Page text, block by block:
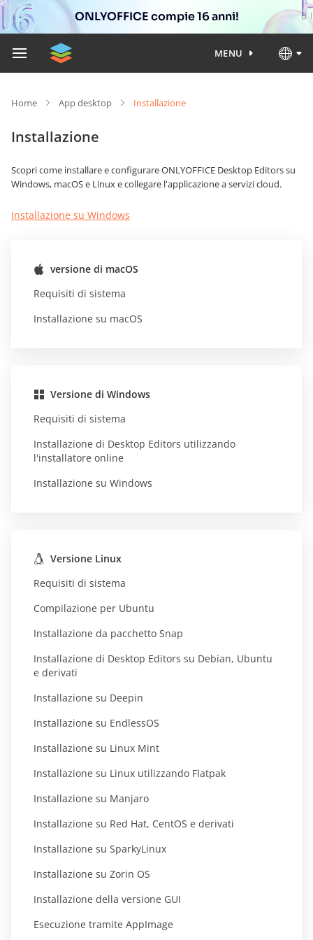
ONLYOFFICE compie 16 anni!
MENU
Home App desktop Installazione
Installazione
Scopri come installare e configurare ONLYOFFICE Desktop Editors su
Windows, macOS e Linux e collegare l'applicazione a servizi cloud.
Installazione su Windows
versione di macOS
Requisiti di sistema
Installazione su macOS
Versione di Windows
Requisiti di sistema
Installazione di Desktop Editors utilizzando
l'installatore online
Installazione su Windows
Versione Linux
Requisiti di sistema
Compilazione per Ubuntu
Installazione da pacchetto Snap
Installazione di Desktop Editors su Debian, Ubuntu
e derivati
Installazione su Deepin
Installazione su EndlessOS
Installazione su Linux Mint
Installazione su Linux utilizzando Flatpak
Installazione su Manjaro
Installazione su Red Hat, CentOS e derivati
Installazione su SparkyLinux
Installazione su Zorin OS
Installazione della versione GUI
Esecuzione tramite AppImage